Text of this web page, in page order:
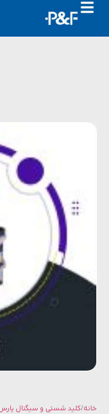
کلید شستی و سیگنال پارس فانال/